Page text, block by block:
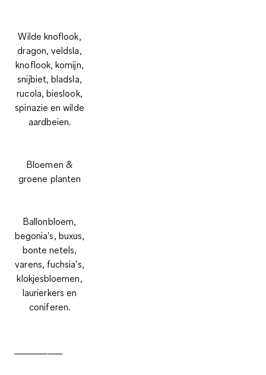
Wilde knoflook,
dragon, veldsla,
knoflook, komijn,
snijbiet, bladsla,
rucola, bieslook,
spinazie en wilde
aardbeien.
Bloemen &
groene planten
Ballonbloem,
begonia's, buxus,
bonte netels,
varens, fuchsia's,
klokjesbloemen,
laurierkers en
coniferen.